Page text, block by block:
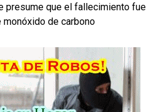
presume que el fallecimiento fue
monóxido de carbono